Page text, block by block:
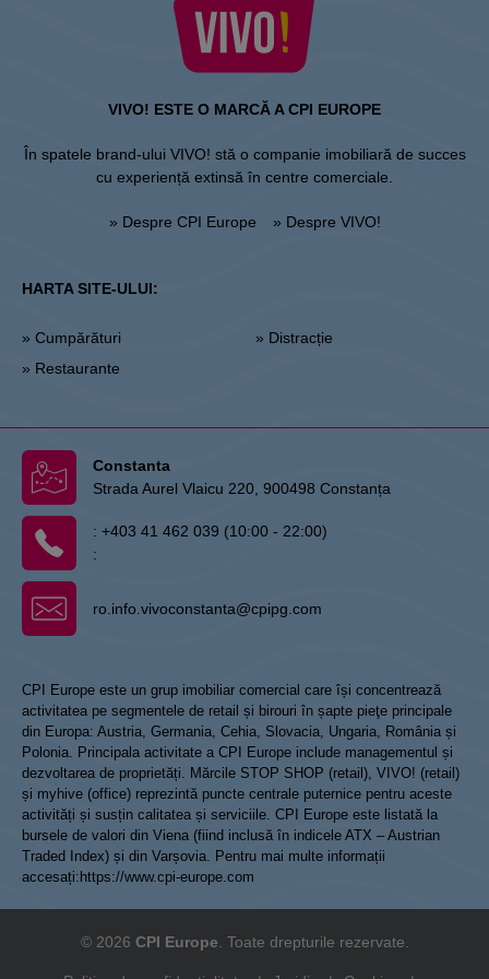
VIVO! ESTE O MARCĂ A CPI EUROPE
În spatele brand-ului VIVO! stă o companie imobiliară de succes
cu experiență extinsă în centre comerciale.
» Despre CPI Europe » Despre VIVO!
HARTA SITE-ULUI:
» Cumpărături
» Restaurante
» Distracție
Constanta
Strada Aurel Vlaicu 220, 900498 Constanța
: +403 41 462 039 (10:00 - 22:00)
:
ro.info.vivoconstanta@cpipg.com
CPI Europe este un grup imobiliar comercial care își concentrează
activitatea pe segmentele de retail și birouri în șapte pieţe principale
din Europa: Austria, Germania, Cehia, Slovacia, Ungaria, România și
Polonia. Principala activitate a CPI Europe include managementul și
dezvoltarea de proprietăți. Mărcile STOP SHOP (retail), VIVO! (retail)
și myhive (office) reprezintă puncte centrale puternice pentru aceste
activități și susțin calitatea și serviciile. CPI Europe este listată la
bursele de valori din Viena (fiind inclusă în indicele ATX – Austrian
Traded Index) și din Varșovia. Pentru mai multe informații
accesați: https://www.cpi-europe.com
© 2026 CPI Europe . Toate drepturile rezervate.